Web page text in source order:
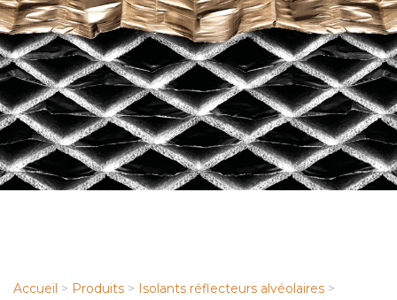
Accueil > Produits > Isolants réflecteurs alvéolaires >